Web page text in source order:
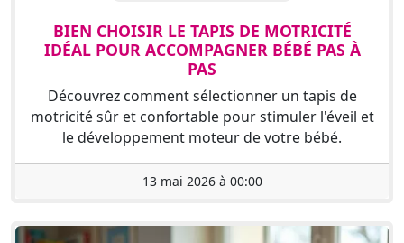
BIEN CHOISIR LE TAPIS DE MOTRICITÉ
IDÉAL POUR ACCOMPAGNER BÉBÉ PAS À
PAS
Découvrez comment sélectionner un tapis de
motricité sûr et confortable pour stimuler l'éveil et
le développement moteur de votre bébé.
13 mai 2026 à 00:00